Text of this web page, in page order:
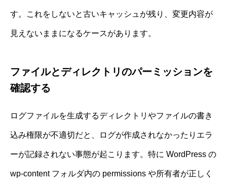
す。これをしないと古いキャッシュが残り、変更内容が
見えないままになるケースがあります。
ファイルとディレクトリのパーミッションを
確認する
ログファイルを生成するディレクトリやファイルの書き
込み権限が不適切だと、ログが作成されなかったりエラ
ーが記録されない事態が起こります。特に WordPress の
wp-content フォルダ内の permissions や所有者が正しく